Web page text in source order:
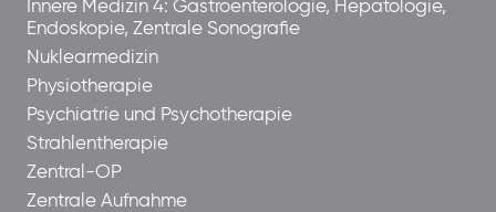
Innere Medizin 4: Gastroenterologie, Hepatologie,
Endoskopie, Zentrale Sonografie
Nuklearmedizin
Physiotherapie
Psychiatrie und Psychotherapie
Strahlentherapie
Zentral-OP
Zentrale Aufnahme